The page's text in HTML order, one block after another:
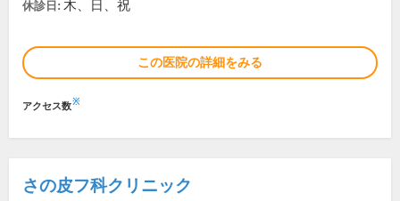
休診日: 木、日、祝
この医院の詳細をみる
アクセス数※
さの皮フ科クリニック